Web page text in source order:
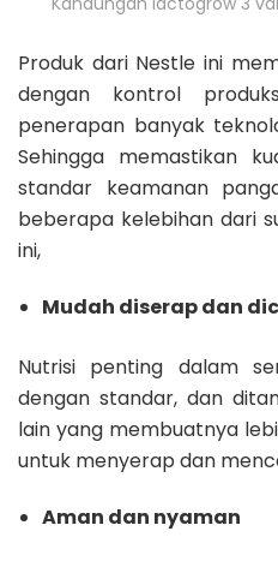
Produk dari Nestle ini
dengan kontrol
penerapan banyak
Sehingga memastikan
standar keamanan
beberapa kelebihan dari
ini,
Mudah diserap dan
Nutrisi penting dalam
dengan standar, dan
lain yang membuatnya
untuk menyerap dan
Aman dan nyaman